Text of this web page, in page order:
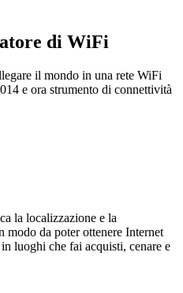
di WiFi
il mondo in una rete WiFi
e ora strumento di connettività
la localizzazione e la
modo da poter ottenere Internet
luoghi che fai acquisti, cenare e